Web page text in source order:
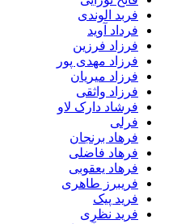
فربد الوندی
فرداد آوید
فرزاد فرزین
فرزاد مهدی پور
فرزاد میریان
فرزاد واثقی
فرشاد دارک لاو
فرلی
فرهاد برنجان
فرهاد فاضلی
فرهاد یعقوبی
فریبرز طاهری
فرید پیک
فرید نظری